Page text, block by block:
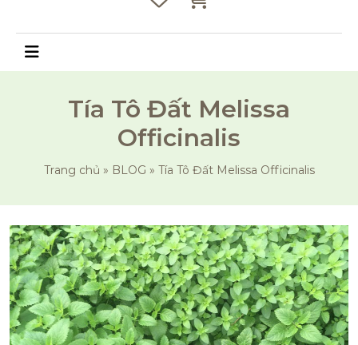
Tía Tô Đất Melissa
Officinalis
Trang chủ » BLOG » Tía Tô Đất Melissa Officinalis